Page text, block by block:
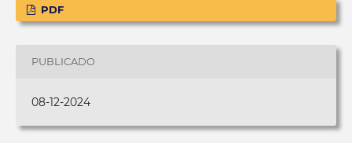
PDF
PUBLICADO
08-12-2024